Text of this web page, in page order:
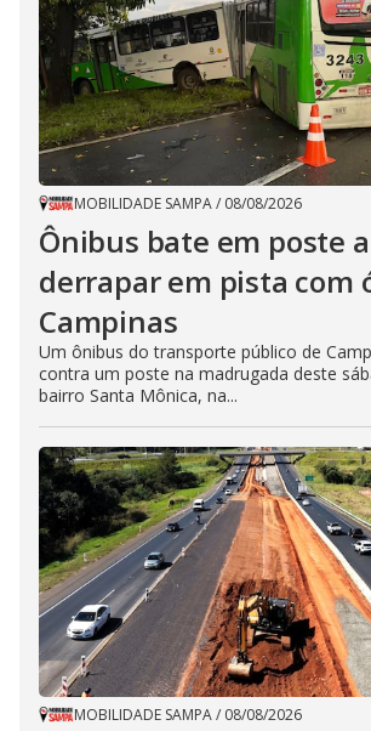
MOBILIDADE SAMPA/ 08/08/2026
Ônibus bate em poste
derrapar em pista com
Campinas
Um ônibus do transporte público de
contra um poste na madrugada deste
bairro Santa Mônica, na...
MOBILIDADE SAMPA/ 08/08/2026